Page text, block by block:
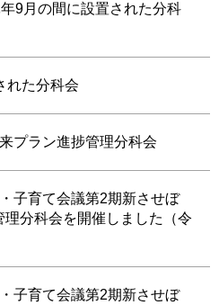
9月の間に設置された分科
れた分科会
プラン進捗管理分科会
子育て会議第2期新させぼ
理分科会を開催しました（令
子育て会議第2期新させぼ